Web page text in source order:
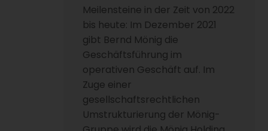
Meilensteine in der Zeit von 2022
bis heute: Im Dezember 2021
gibt Bernd Mönig die
Geschäftsführung im
operativen Geschäft auf. Im
Zuge einer
gesellschaftsrechtlichen
Umstrukturierung der Mönig-